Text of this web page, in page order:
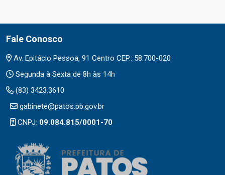
Fale Conosco
Av. Epitácio Pessoa, 91 Centro CEP.: 58.700-020
Segunda à Sexta de 8h às 14h
(83) 3423.3610
gabinete@patos.pb.gov.br
CNPJ: 09.084.815/0001-70